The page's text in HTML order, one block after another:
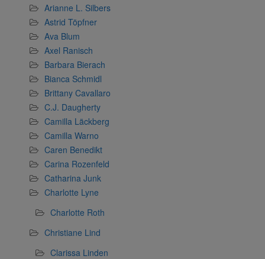
Arianne L. Silbers
Astrid Töpfner
Ava Blum
Axel Ranisch
Barbara Bierach
Bianca Schmidl
Brittany Cavallaro
C.J. Daugherty
Camilla Läckberg
Camilla Warno
Caren Benedikt
Carina Rozenfeld
Catharina Junk
Charlotte Lyne
Charlotte Roth
Christiane Lind
Clarissa Linden